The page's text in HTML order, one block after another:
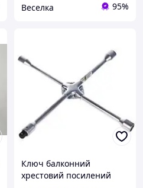
Веселка 95%
Ключ балконний
хрестовий посилений